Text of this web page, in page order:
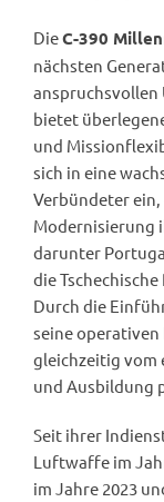
DieC-390
nächsten
anspruchsvollen
bietet
und
sich in eine
Verbündeter ein,
Modernisierung
darunter
die
Durch die
seine
gleichzeitig vom
und Ausbildung
Seit ihrer
Luftwaffe im
im Jahre 2023